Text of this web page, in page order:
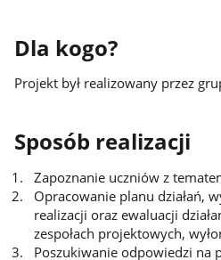
Dla kogo?
Projekt był realizowany przez
Sposób realizacji
Zapoznanie uczniów z
Opracowanie planu działań,
realizacji oraz ewaluacji
zespołach projektowych,
Poszukiwanie odpowiedzi na